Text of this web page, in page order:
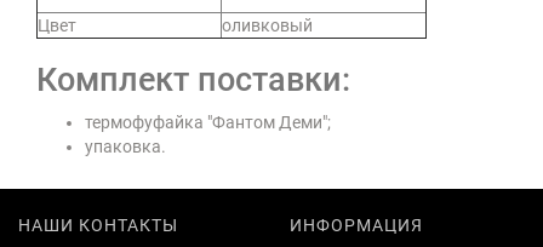
Цвет
оливковый
Комплект поставки:
термофуфайка "Фантом Деми";
упаковка.
НАШИ КОНТАКТЫ
ИНФОРМАЦИЯ